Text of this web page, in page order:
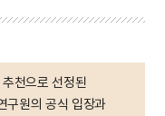
천으로 선정된
구원의 공식 입장과